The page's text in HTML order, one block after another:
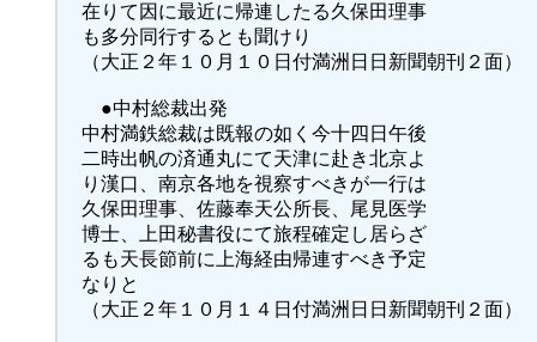
在りて因に最近に帰連したる久保田理事
も多分同行するとも聞けり
（大正２年１０月１０日付満洲日日新聞朝刊２面）
●中村総裁出発
中村満鉄総裁は既報の如く今十四日午後
二時出帆の済通丸にて天津に赴き北京よ
り漢口、南京各地を視察すべきが一行は
久保田理事、佐藤奉天公所長、尾見医学
博士、上田秘書役にて旅程確定し居らざ
るも天長節前に上海経由帰連すべき予定
なりと
（大正２年１０月１４日付満洲日日新聞朝刊２面）